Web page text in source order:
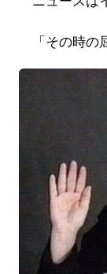
「その時の